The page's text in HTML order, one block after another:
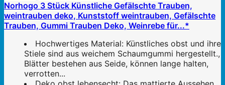
Norhogo 3 Stück Künstliche Gefälschte Trauben,
weintrauben deko, Kunststoff weintrauben, Gefälschte
Trauben, Gummi Trauben Deko, Weinrebe für...*
Hochwertiges Material: Künstliches obst und ihre
Stiele sind aus weichem Schaumgummi hergestellt.,
Blätter bestehen aus Seide, können lange halten,
verrotten...